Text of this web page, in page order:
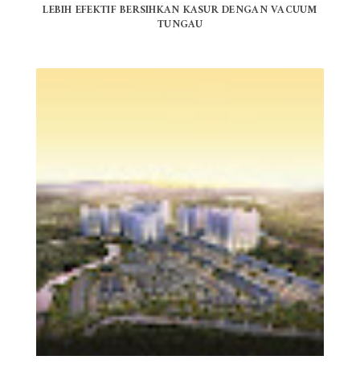
LEBIH EFEKTIF BERSIHKAN KASUR DENGAN VACUUM
TUNGAU